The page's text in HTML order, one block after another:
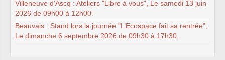
Villeneuve d’Ascq : Ateliers "Libre à vous", Le samedi 13 juin
2026 de 09h00 à 12h00.
Beauvais : Stand lors la journée "L’Ecospace fait sa rentrée",
Le dimanche 6 septembre 2026 de 09h30 à 17h30.